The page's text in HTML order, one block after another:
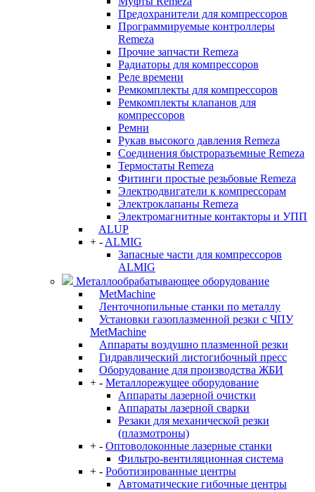
Предохранители для компрессоров
Программируемые контроллеры
Remeza
Прочие запчасти Remeza
Радиаторы для компрессоров
Реле времени
Ремкомплекты для компрессоров
Ремкомплекты клапанов для
компрессоров
Ремни
Рукав высокого давления Remeza
Соединения быстроразъемные Remeza
Термостаты Remeza
Фитинги простые резьбовые Remeza
Электродвигатели к компрессорам
Электроклапаны Remeza
Электромагнитные контакторы и УПП
ALUP
+ - ALMIG
Запасные части для компрессоров
ALMIG
Металлообрабатывающее оборудование
MetMachine
Ленточнопильные станки по металлу
Установки газоплазменной резки с ЧПУ
MetMachine
Аппараты воздушно плазменной резки
Гидравлический листогибочный пресс
Оборудование для производства ЖБИ
+ - Металлорежущее оборудование
Аппараты лазерной очистки
Аппараты лазерной сварки
Резаки для механической резки
(плазмотроны)
+ - Оптоволоконные лазерные станки
Фильтро-вентиляционная система
+ - Роботизированные центры
Автоматические гибочные центры